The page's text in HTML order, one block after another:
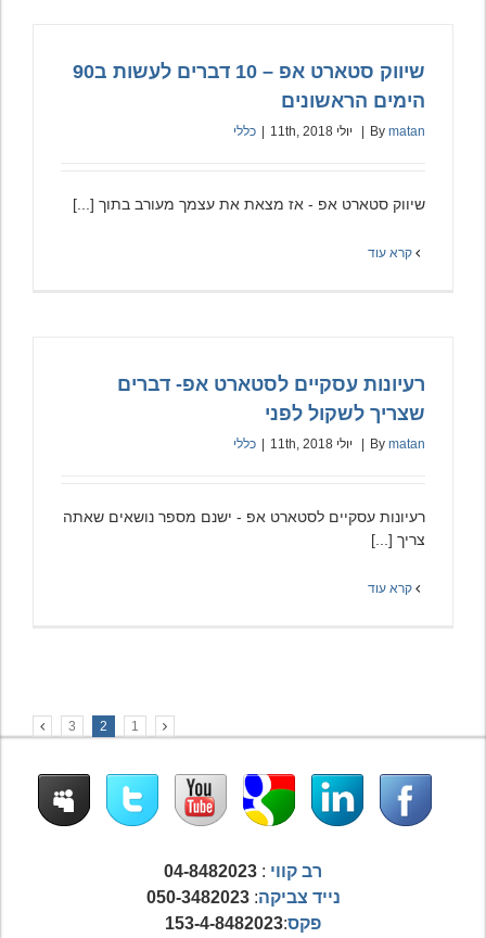
שיווק סטארט אפ – 10 דברים לעשות ב90
הימים הראשונים
By matan יולי 11th, 2018 כללי
שיווק סטארט אפ - אז מצאת את עצמך מעורב בתוך [...]
קרא עוד
רעיונות עסקיים לסטארט אפ- דברים
שצריך לשקול לפני
By matan יולי 11th, 2018 כללי
רעיונות עסקיים לסטארט אפ - ישנם מספר נושאים שאתה
צריך [...]
קרא עוד
1
2
3
רב קווי :
04-8482023
נייד צביקה:
050-3482023
פקס:
153-4-8482023